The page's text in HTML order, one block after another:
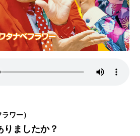
ワー）
ましたか？